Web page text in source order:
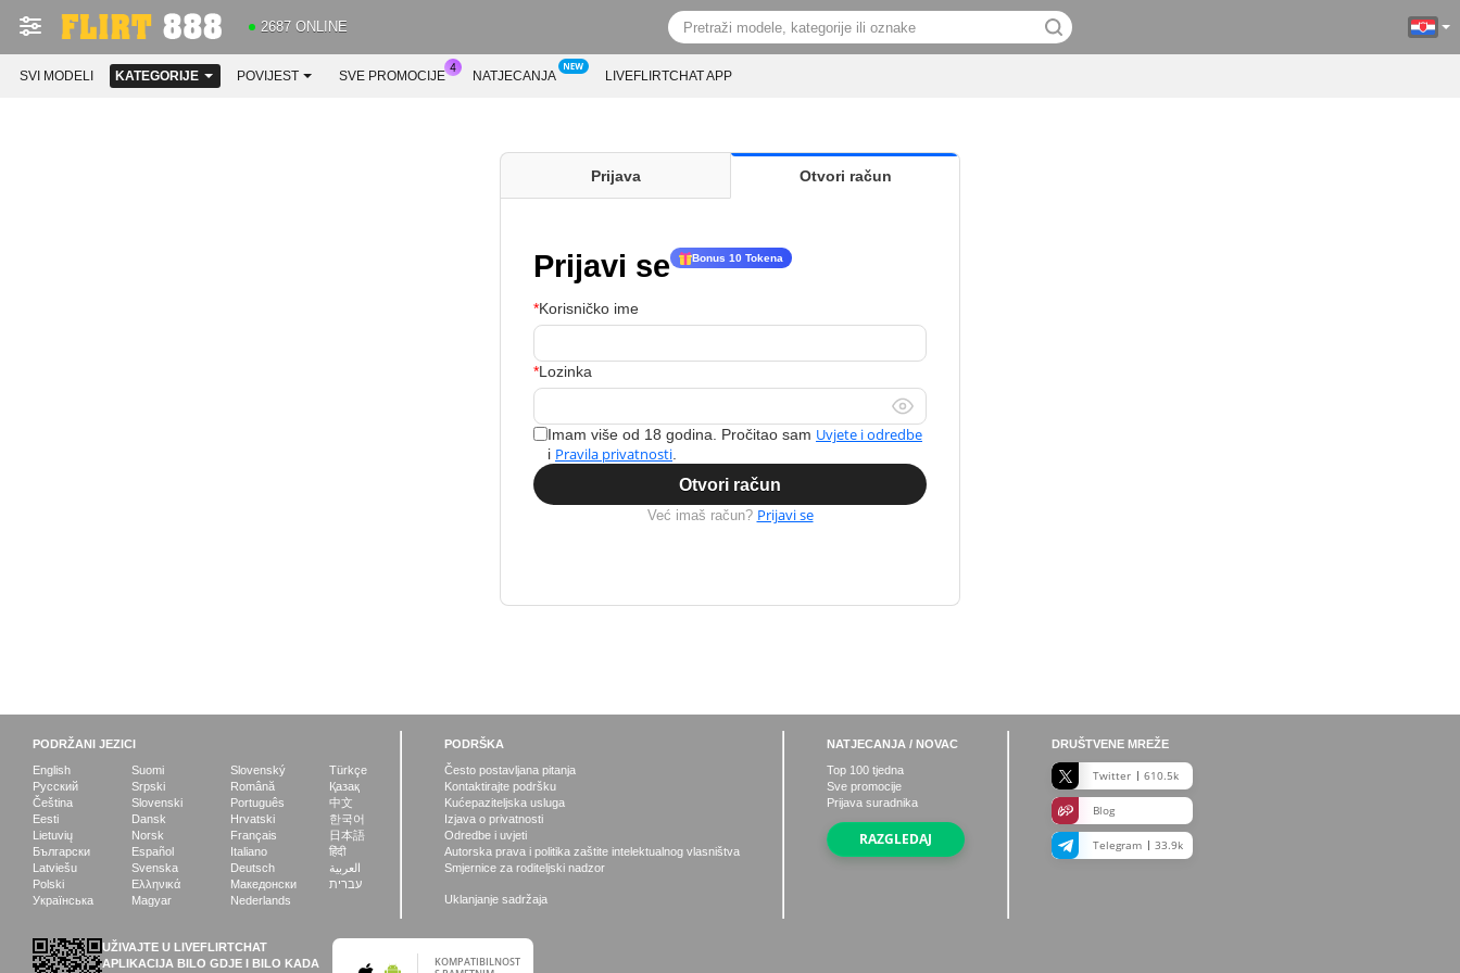
2687 ONLINE
SVI MODELI KATEGORIJE POVIJEST SVE PROMOCIJE NATJECANJA LIVEFLIRTCHAT APP
Prijava Otvori račun
Prijavi se Bonus 10 Tokena
Korisničko ime
Lozinka
Imam više od 18 godina. Pročitao sam Uvjete i odredbe
i Pravila privatnosti
Otvori račun
Već imaš račun? Prijavi se
PODRŽANI JEZICI
English
Русский
Čeština
Eesti
Lietuvių
Български
Latviešu
Polski
Українська
Suomi
Srpski
Slovenski
Dansk
Norsk
Español
Svenska
Ελληνικά
Magyar
Slovenský
Română
Português
Hrvatski
Français
Italiano
Deutsch
Македонски
Nederlands
Türkçe
Қазақ
中文
한국어
日本語
हिंदी
العربية
עברית
PODRŠKA
Često postavljana pitanja
Kontaktirajte podršku
Kućepaziteljska usluga
Izjava o privatnosti
Odredbe i uvjeti
Autorska prava i politika zaštite intelektualnog vlasništva
Smjernice za roditeljski nadzor
Uklanjanje sadržaja
NATJECANJA / NOVAC
Top 100 tjedna
Sve promocije
Prijava suradnika
RAZGLEDAJ
DRUŠTVENE MREŽE
Twitter 610.5k
Blog
Telegram 33.9k
UŽIVAJTE U LIVEFLIRTCHAT
APLIKACIJA BILO GDJE I BILO KADA
KOMPATIBILNOST